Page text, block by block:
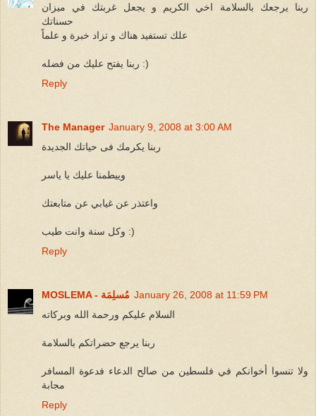
ربنا يرجعك بالسلامة اخي الكريم و يجعل غربتك في ميزان
حسناتك
علك تستفيد هناك و تزاد خبرة و علماً
ربنا يفتح عليك من فضله :)
Reply
The Manager January 9, 2008 at 3:00 AM
ربنا يكرمك فى حياتك الجديدة
وييطمنا عليك يا ياسر
واعتذر عن غيابي عن متابعتك
وكل سنة وانت طيب :)
Reply
MOSLEMA - مُسلِمَة January 26, 2008 at 11:59 PM
السلام عليكم ورحمة الله وبركاته
ربنا يرجع حضراتكم بالسلامة
ولا تنسوا أخوانكم في فلسطين من صالح الدعاء فدعوة المسافر
مجابة
Reply